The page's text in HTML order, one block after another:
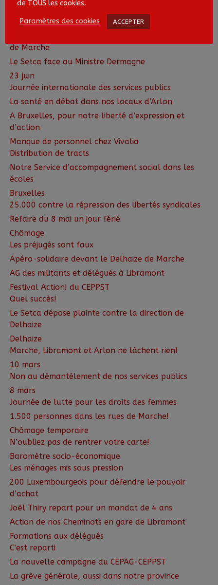
WBE à Bruxelles
De nouveau la pression sur Van Quickenborne
de Marche
Le Setca face au Ministre Dermagne
23 juin
Journée internationale des services publics
La santé en débat dans nos locaux d’Arlon
A Bruxelles, pour notre liberté d’expression et
d’action
Manque de personnel chez Vivalia
Distribution de tracts
Notre Service d’accompagnement social dans les
écoles
Bruxelles
25.000 contre la répression des libertés syndicales
Refaire du 8 mai un jour férié
Chômage
Les préjugés sont faux
Apéro-solidaire devant le Delhaize de Marche
AG des militants et délégués à Libramont
Festival Action! du CEPPST
Quel succès!
Le Setca dépose plainte contre la direction de
Delhaize
Delhaize
Marche, Libramont et Arlon ne lâchent rien!
10 mars
Non au démantèlement de nos services publics
8 mars
Journée de lutte pour les droits des femmes
1.500 personnes dans les rues de Marche!
Chômage temporaire
N’oubliez pas de rentrer votre carte!
Baromètre socio-économique
Les ménages mis sous pression
200 Luxembourgeois pour défendre le pouvoir
d’achat
Joël Thiry repart pour un mandat de 4 ans
Action de nos Cheminots en gare de Libramont
Formations aux délégués
C’est reparti
La nouvelle campagne du CEPAG-CEPPST
La grève générale, aussi dans notre province
de TOUS les cookies.
Paramètres des cookies ACCEPTER